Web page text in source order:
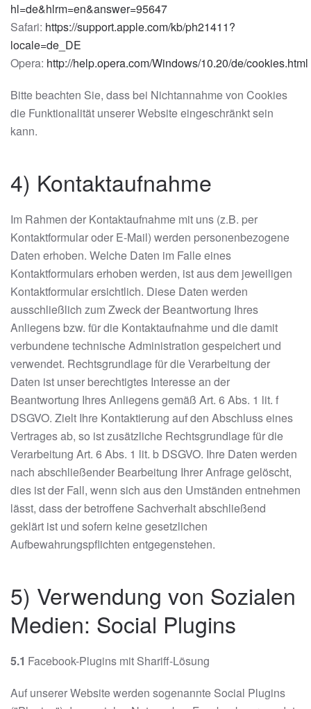
hl=de&hlrm=en&answer=95647
Safari: https://support.apple.com/kb/ph21411?
locale=de_DE
Opera: http://help.opera.com/Windows/10.20/de/cookies.html
Bitte beachten Sie, dass bei Nichtannahme von Cookies
die Funktionalität unserer Website eingeschränkt sein
kann.
4) Kontaktaufnahme
Im Rahmen der Kontaktaufnahme mit uns (z.B. per
Kontaktformular oder E-Mail) werden personenbezogene
Daten erhoben. Welche Daten im Falle eines
Kontaktformulars erhoben werden, ist aus dem jeweiligen
Kontaktformular ersichtlich. Diese Daten werden
ausschließlich zum Zweck der Beantwortung Ihres
Anliegens bzw. für die Kontaktaufnahme und die damit
verbundene technische Administration gespeichert und
verwendet. Rechtsgrundlage für die Verarbeitung der
Daten ist unser berechtigtes Interesse an der
Beantwortung Ihres Anliegens gemäß Art. 6 Abs. 1 lit. f
DSGVO. Zielt Ihre Kontaktierung auf den Abschluss eines
Vertrages ab, so ist zusätzliche Rechtsgrundlage für die
Verarbeitung Art. 6 Abs. 1 lit. b DSGVO. Ihre Daten werden
nach abschließender Bearbeitung Ihrer Anfrage gelöscht,
dies ist der Fall, wenn sich aus den Umständen entnehmen
lässt, dass der betroffene Sachverhalt abschließend
geklärt ist und sofern keine gesetzlichen
Aufbewahrungspflichten entgegenstehen.
5) Verwendung von Sozialen
Medien: Social Plugins
5.1 Facebook-Plugins mit Shariff-Lösung
Auf unserer Website werden sogenannte Social Plugins